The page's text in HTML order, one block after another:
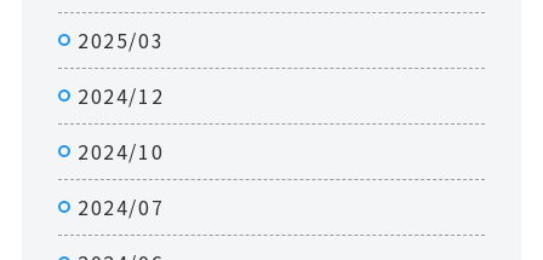
2025/03
2024/12
2024/10
2024/07